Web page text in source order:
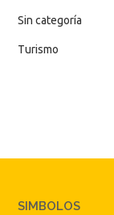
Sin categoría
Turismo
SIMBOLOS